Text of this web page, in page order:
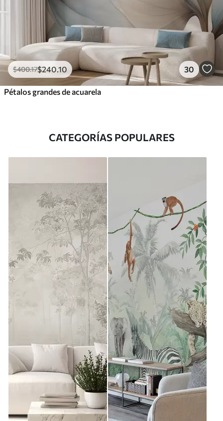
$400.17$240 .10 30
Pétalos grandes de acuarela
CATEGORÍAS POPULARES